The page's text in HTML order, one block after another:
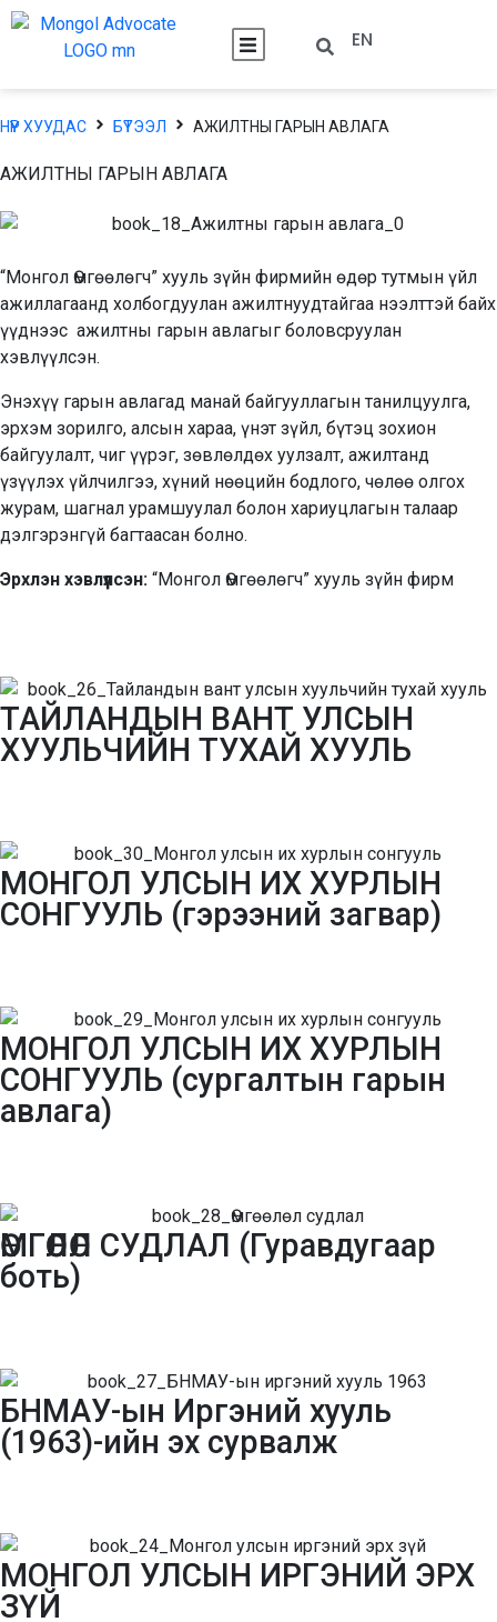
EN
НҮҮР ХУУДАС БҮТЭЭЛ АЖИЛТНЫ ГАРЫН АВЛАГА
АЖИЛТНЫ ГАРЫН АВЛАГА
“Монгол Өмгөөлөгч” хууль зүйн фирмийн өдөр тутмын үйл
ажиллагаанд холбогдуулан ажилтнуудтайгаа нээлттэй байх
үүднээс ажилтны гарын авлагыг боловсруулан
хэвлүүлсэн.
Энэхүү гарын авлагад манай байгууллагын танилцуулга,
эрхэм зорилго, алсын хараа, үнэт зүйл, бүтэц зохион
байгуулалт, чиг үүрэг, зөвлөлдөх уулзалт, ажилтанд
үзүүлэх үйлчилгээ, хүний нөөцийн бодлого, чөлөө олгох
журам, шагнал урамшуулал болон хариуцлагын талаар
дэлгэрэнгүй багтаасан болно.
Эрхлэн хэвлүүлсэн: “Монгол Өмгөөлөгч” хууль зүйн фирм
ТАЙЛАНДЫН ВАНТ УЛСЫН
ХУУЛЬЧИЙН ТУХАЙ ХУУЛЬ
МОНГОЛ УЛСЫН ИХ ХУРЛЫН
СОНГУУЛЬ (гэрээний загвар)
МОНГОЛ УЛСЫН ИХ ХУРЛЫН
СОНГУУЛЬ (сургалтын гарын
авлага)
ӨМГӨӨЛӨЛ СУДЛАЛ (Гуравдугаар
боть)
БНМАУ-ын Иргэний хууль
(1963)-ийн эх сурвалж
МОНГОЛ УЛСЫН ИРГЭНИЙ ЭРХ
ЗҮЙ